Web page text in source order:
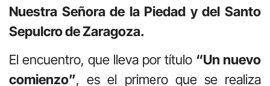
Nuestra Señora de la Piedad y del Santo
Sepulcro de Zaragoza.
El encuentro, que lleva por título “Un nuevo
comienzo”, es el primero que se realiza